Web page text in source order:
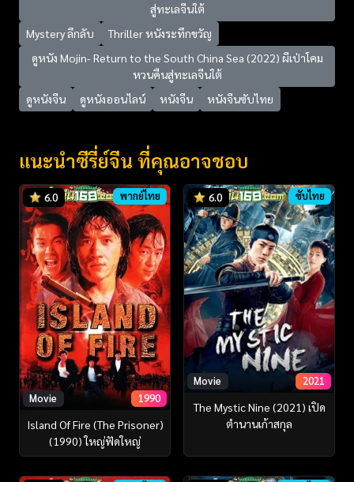
สู่ทะเลจีนใต้
Mystery ลึกลับ
Thriller หนังระทึกขวัญ
ดูหนัง Mojin- Return to the South China Sea (2022) ผีเป่าโคม
หวนคืนสู่ทะเลจีนใต้
ดูหนังจีน
ดูหนังออนไลน์ หนังจีน หนังจีนซับไทย
แนะนำซีรี่ย์จีน ที่คุณอาจชอบ
6.0 พากย์ไทย
Movie 1990
Island Of Fire (The Prisoner)
(1990) ใหญ่ฟัดใหญ่
6.0 ซับไทย
Movie 2021
The Mystic Nine (2021) เปิด
ตํานานเก้าสกุล